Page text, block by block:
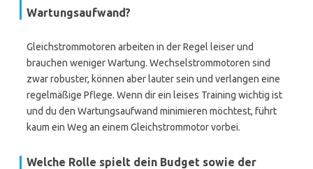
Wartungsaufwand?
Gleichstrommotoren arbeiten in der Regel leiser und
brauchen weniger Wartung. Wechselstrommotoren sind
zwar robuster, können aber lauter sein und verlangen eine
regelmäßige Pflege. Wenn dir ein leises Training wichtig ist
und du den Wartungsaufwand minimieren möchtest, führt
kaum ein Weg an einem Gleichstrommotor vorbei.
Welche Rolle spielt dein Budget sowie der